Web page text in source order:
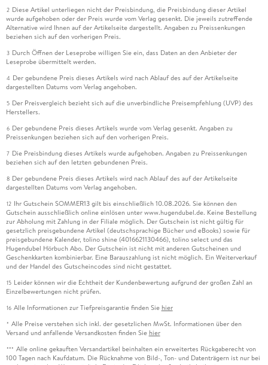
2 Diese Artikel unterliegen nicht der Preisbindung, die Preisbindung dieser Artikel
wurde aufgehoben oder der Preis wurde vom Verlag gesenkt. Die jeweils zutreffende
Alternative wird Ihnen auf der Artikelseite dargestellt. Angaben zu Preissenkungen
beziehen sich auf den vorherigen Preis.
3 Durch Öffnen der Leseprobe willigen Sie ein, dass Daten an den Anbieter der
Leseprobe übermittelt werden.
4 Der gebundene Preis dieses Artikels wird nach Ablauf des auf der Artikelseite
dargestellten Datums vom Verlag angehoben.
5 Der Preisvergleich bezieht sich auf die unverbindliche Preisempfehlung (UVP) des
Herstellers.
6 Der gebundene Preis dieses Artikels wurde vom Verlag gesenkt. Angaben zu
Preissenkungen beziehen sich auf den vorherigen Preis.
7 Die Preisbindung dieses Artikels wurde aufgehoben. Angaben zu Preissenkungen
beziehen sich auf den letzten gebundenen Preis.
8 Der gebundene Preis dieses Artikels wird nach Ablauf des auf der Artikelseite
dargestellten Datums vom Verlag angehoben.
12 Ihr Gutschein SOMMER13 gilt bis einschließlich 10.08.2026. Sie können den
Gutschein ausschließlich online einlösen unter www.hugendubel.de. Keine Bestellung
zur Abholung mit Zahlung in der Filiale möglich. Der Gutschein ist nicht gültig für
gesetzlich preisgebundene Artikel (deutschsprachige Bücher und eBooks) sowie für
preisgebundene Kalender, tolino shine (4016621130466), tolino select und das
Hugendubel Hörbuch Abo. Der Gutschein ist nicht mit anderen Gutscheinen und
Geschenkkarten kombinierbar. Eine Barauszahlung ist nicht möglich. Ein Weiterverkauf
und der Handel des Gutscheincodes sind nicht gestattet.
15 Leider können wir die Echtheit der Kundenbewertung aufgrund der großen Zahl an
Einzelbewertungen nicht prüfen.
16 Alle Informationen zur Tiefpreisgarantie finden Sie hier
* Alle Preise verstehen sich inkl. der gesetzlichen MwSt. Informationen über den
Versand und anfallende Versandkosten finden Sie hier
*** Alle online gekauften Versandartikel beinhalten ein erweitertes Rückgaberecht von
100 Tagen nach Kaufdatum. Die Rücknahme von Bild-, Ton- und Datenträgern ist nur bei